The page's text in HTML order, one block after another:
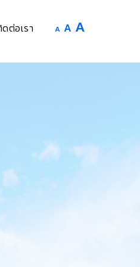
ต่อเรา A Decrease
A Reset
size.
A
size.